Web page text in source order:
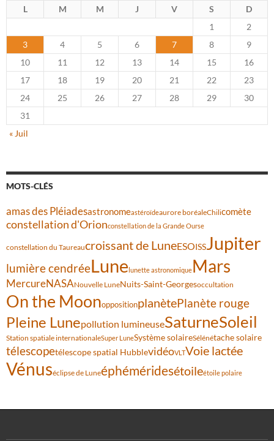
L M M J V S
D
1
2
3
4 5 6 7 8
9
10
11 12 13 14 15
16
17
18 19 20 21 22
23
24
25 26 27 28 29
30
31
« Juil
MOTS-CLÉS
amas des Pléiadesastronomeastéroïdeaurore boréaleChilicomète
constellation d'Orionconstellation de la Grande Ourse
constellation du Taureaucroissant de LuneESOISSJupiter
lumière cendréeLunelunette astronomiqueMars
MercureNASANouvelle LuneNuits-Saint-Georgesoccultation
On the MoonoppositionplanètePlanète rouge
Pleine Lunepollution lumineuseSaturneSoleil
Station spatiale internationaleSuper LuneSystème solaireSélénétache solaire
télescopetélescope spatial HubblevidéoVLTVoie lactée
Vénuséclipse de Luneéphéméridesétoileétoile polaire